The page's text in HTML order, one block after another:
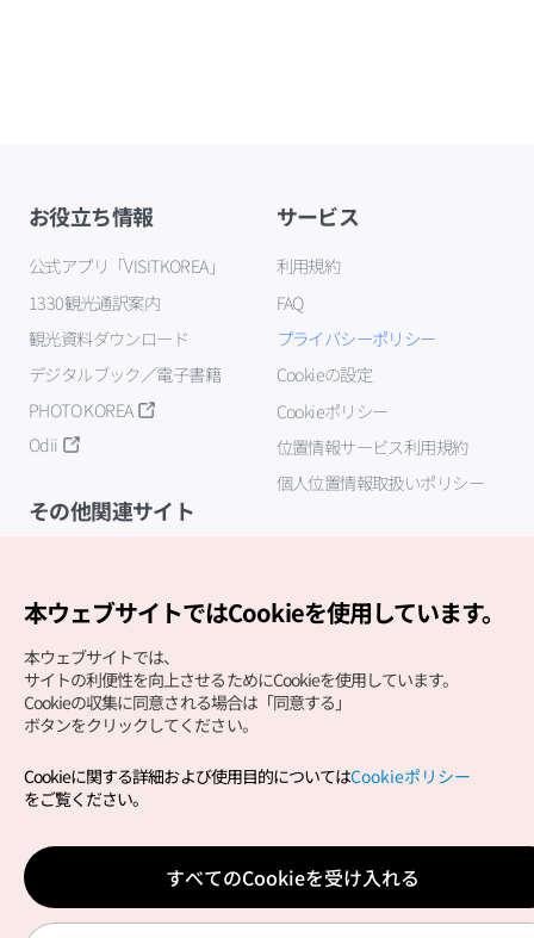
お役立ち情報
公式アプリ「VISITKOREA」
1330観光通訳案内
観光資料ダウンロード
デジタルブック／電子書籍
PHOTO KOREA
Odii
サービス
利用規約
FAQ
プライバシーポリシー
Cookieの設定
Cookieポリシー
位置情報サービス利用規約
個人位置情報取扱いポリシー
その他関連サイト
Copyright (c) Korea Tourism Organization All Rights
サイトエラー報告公式メール
japanese@knto.or.kr
本ウェブサイトではCookieを使用しています。
本ウェブサイトでは、
サイトの利便性を向上させるためにCookieを使用しています。
Cookieの収集に同意される場合は「同意する」
ボタンをクリックしてください。
Cookieに関する詳細および使用目的についてはCookieポリシー
をご覧ください。
すべてのCookieを受け入れる